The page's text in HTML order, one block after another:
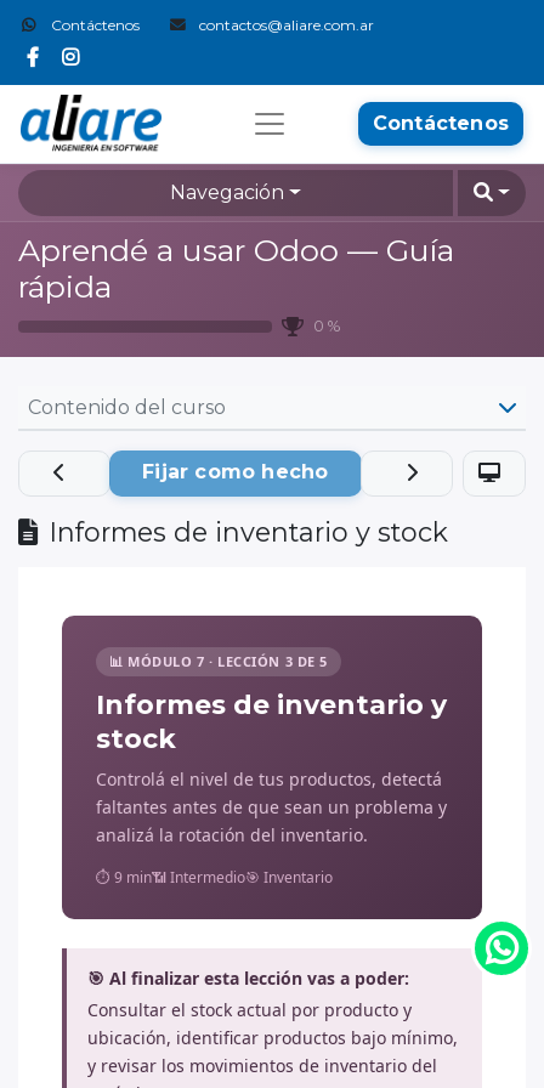
Contáctenos contactos@aliare.com.ar
Contáctenos
Navegación
Aprendé a usar Odoo — Guía
rápida
0 %
Contenido del curso
Informes de inventario y stock
Fijar como hecho
📊 MÓDULO 7 · LECCIÓN 3 DE 5
Informes de inventario y
stock
Controlá el nivel de tus productos, detectá
faltantes antes de que sean un problema y
analizá la rotación del inventario.
⏱ 9 min📶 Intermedio🎯 Inventario
🎯 Al finalizar esta lección vas a poder:
Consultar el stock actual por producto y
ubicación, identificar productos bajo mínimo,
y revisar los movimientos de inventario del